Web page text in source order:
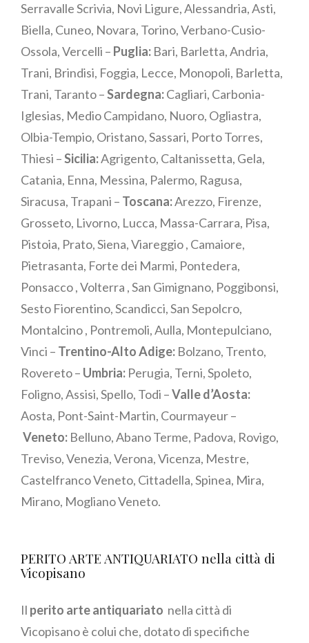
Serravalle Scrivia, Novi Ligure, Alessandria, Asti,
Biella, Cuneo, Novara, Torino, Verbano-Cusio-
Ossola, Vercelli – Puglia: Bari, Barletta, Andria,
Trani, Brindisi, Foggia, Lecce, Monopoli, Barletta,
Trani, Taranto –Sardegna:Cagliari, Carbonia-
Iglesias, Medio Campidano, Nuoro, Ogliastra,
Olbia-Tempio, Oristano, Sassari, Porto Torres,
Thiesi –Sicilia:Agrigento, Caltanissetta, Gela,
Catania, Enna, Messina, Palermo, Ragusa,
Siracusa, Trapani – Toscana:Arezzo, Firenze,
Grosseto, Livorno, Lucca, Massa-Carrara, Pisa,
Pistoia, Prato, Siena, Viareggio , Camaiore,
Pietrasanta, Forte dei Marmi, Pontedera,
Ponsacco , Volterra , San Gimignano, Poggibonsi,
Sesto Fiorentino, Scandicci, San Sepolcro,
Montalcino , Pontremoli, Aulla, Montepulciano,
Vinci – Trentino-Alto Adige: Bolzano, Trento,
Rovereto – Umbria: Perugia, Terni, Spoleto,
Foligno, Assisi, Spello, Todi –Valle d’Aosta:
Aosta, Pont-Saint-Martin, Courmayeur –
Veneto: Belluno, Abano Terme, Padova, Rovigo,
Treviso, Venezia, Verona, Vicenza, Mestre,
Castelfranco Veneto, Cittadella, Spinea, Mira,
Mirano, Mogliano Veneto.
PERITO ARTE ANTIQUARIATO nella città di
Vicopisano
Il perito arte antiquariato nella città di
Vicopisano è colui che, dotato di specifiche